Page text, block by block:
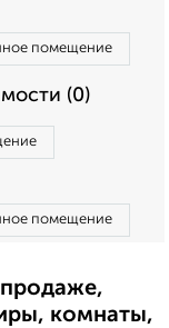
помещение
(0)
помещение
комнаты,